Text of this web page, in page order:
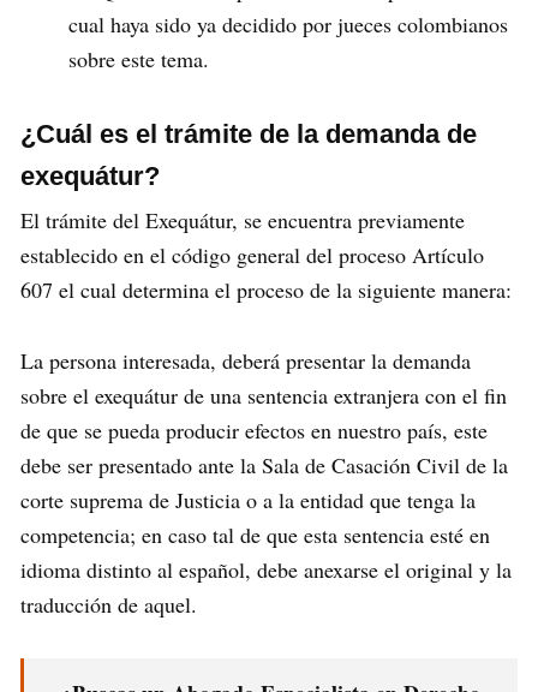
cual haya sido ya decidido por jueces colombianos
sobre este tema.
¿Cuál es el trámite de la demanda de
exequátur?
El trámite del Exequátur, se encuentra previamente
establecido en el código general del proceso Artículo
607 el cual determina el proceso de la siguiente manera:
La persona interesada, deberá presentar la demanda
sobre el exequátur de una sentencia extranjera con el fin
de que se pueda producir efectos en nuestro país, este
debe ser presentado ante la Sala de Casación Civil de la
corte suprema de Justicia o a la entidad que tenga la
competencia; en caso tal de que esta sentencia esté en
idioma distinto al español, debe anexarse el original y la
traducción de aquel.